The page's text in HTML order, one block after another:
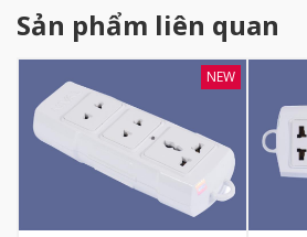
Sản phẩm liên quan
NEW